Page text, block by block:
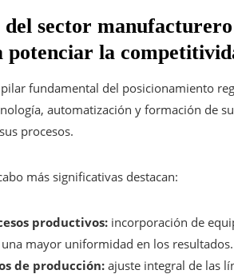
sector manufacturero
potenciar la
fundamental del posicionamiento
automatización y formación de
procesos.
más significativas destacan:
productivos: incorporación de
mayor uniformidad en los resultados.
de producción: ajuste integral de las